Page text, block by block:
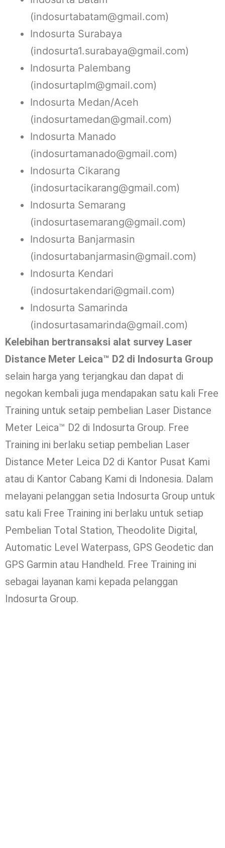
(indosurtabatam@gmail.com)
Indosurta Surabaya
(indosurta1.surabaya@gmail.com)
Indosurta Palembang
(indosurtaplm@gmail.com)
Indosurta Medan/Aceh
(indosurtamedan@gmail.com)
Indosurta Manado
(indosurtamanado@gmail.com)
Indosurta Cikarang
(indosurtacikarang@gmail.com)
Indosurta Semarang
(indosurtasemarang@gmail.com)
Indosurta Banjarmasin
(indosurtabanjarmasin@gmail.com)
Indosurta Kendari
(indosurtakendari@gmail.com)
Indosurta Samarinda
(indosurtasamarinda@gmail.com)
Kelebihan bertransaksi alat survey Laser
Distance Meter Leica™ D2 di Indosurta Group
selain harga yang terjangkau dan dapat di
negokan kembali juga mendapakan satu kali Free
Training untuk setaip pembelian Laser Distance
Meter Leica™ D2 di Indosurta Group. Free
Training ini berlaku setiap pembelian Laser
Distance Meter Leica D2 di Kantor Pusat Kami
atau di Kantor Cabang Kami di Indonesia. Dalam
melayani pelanggan setia Indosurta Group untuk
satu kali Free Training ini berlaku untuk setiap
Pembelian Total Station, Theodolite Digital,
Automatic Level Waterpass, GPS Geodetic dan
GPS Garmin atau Handheld. Free Training ini
sebagai layanan kami kepada pelanggan
Indosurta Group.